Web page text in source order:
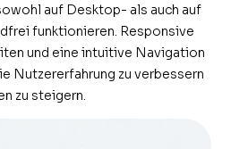
auf Desktop- als auch auf
funktionieren. Responsive
und eine intuitive Navigation
Nutzererfahrung zu verbessern
zu steigern.